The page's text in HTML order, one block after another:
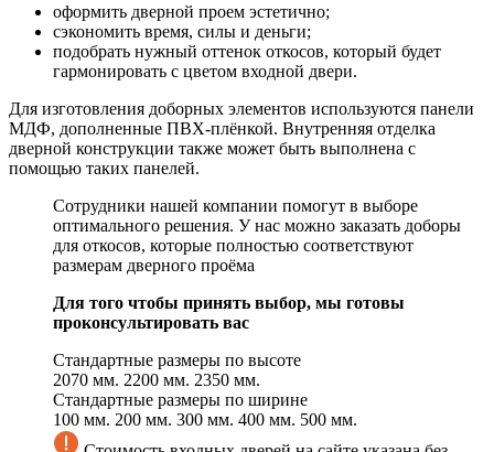
оформить дверной проем эстетично;
сэкономить время, силы и деньги;
подобрать нужный оттенок откосов, который будет
гармонировать с цветом входной двери.
Для изготовления доборных элементов используются панели
МДФ, дополненные ПВХ-плёнкой. Внутренняя отделка
дверной конструкции также может быть выполнена с
помощью таких панелей.
Сотрудники нашей компании помогут в выборе
оптимального решения. У нас можно заказать доборы
для откосов, которые полностью соответствуют
размерам дверного проёма
Для того чтобы принять выбор, мы готовы
проконсультировать вас
Стандартные размеры по высоте
2070 мм. 2200 мм. 2350 мм.
Стандартные размеры по ширине
100 мм. 200 мм. 300 мм. 400 мм. 500 мм.